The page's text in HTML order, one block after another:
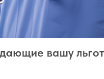
вашу